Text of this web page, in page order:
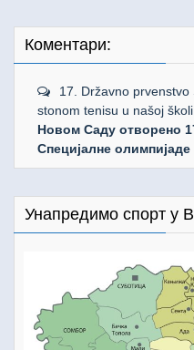
Коментари:
17. Državno
stonom tenisu u našoj
Новом Саду отворено
Специјалне
Унапредимо спорт у